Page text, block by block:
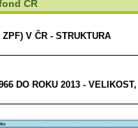
ČR
V ČR - STRUKTURA
DO ROKU 2013 - VELIKOST,